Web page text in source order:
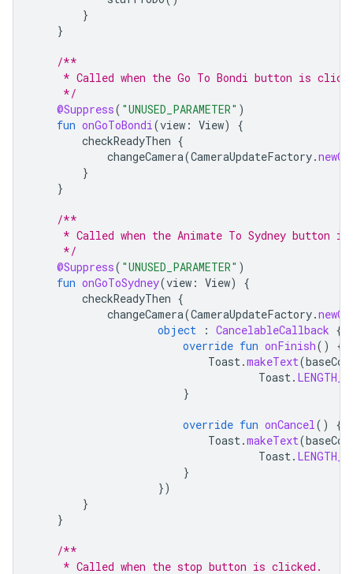
}
}
/**
* Called when the Go To Bondi button is
     */
@Suppress( "UNUSED_PARAMETER" )
fun onGoToBondi(view : View)
{
checkReadyThen {
changeCamera(CameraUpdateFactory.
}
}
/**
* Called when the Animate To Sydney button is
     */
@Suppress( "UNUSED_PARAMETER" )
fun onGoToSydney(view : View)
{
checkReadyThen {
changeCamera(CameraUpdateFactory.
object
: CancelableCallback {
override fun onFinish()
{
Toast.makeText(
Toast.
}
override fun onCancel()
{
Toast.makeText(
Toast.
}
})
}
}
/**
     * Called when the stop button is clicked.